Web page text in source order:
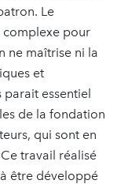
Le
complexe pour
ne maîtrise ni la
et
essentiel
de la fondation
qui sont en
travail réalisé
être développé